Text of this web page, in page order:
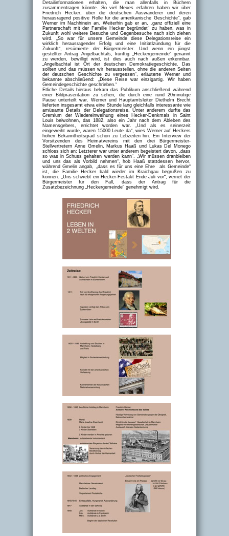
Detailinformationen erhalten, die man allenfalls in Büchern
zusammentragen könnte. So viel Neues erfahren haben wir über
Friedrich Hecker, über die deutschen Auswanderer und deren
herausragend positive Rolle für die amerikanische Geschichte“, gab
Werner im Nachhinein an. Weiterhin gab er an, „ganz offiziell eine
Partnerschaft mit der Familie Hecker begründet“ zu haben, was in
Zukunft wohl weitere Besuche und Gegenbesuche nach sich ziehen
wird. „So war für unsere Gemeinde diese Delegationsreise ein
wirklich herausragender Erfolg und eine Initiatlzündung für die
Zukunft“, resümierte der Bürgermeister. Und wenn ein jüngst
gestellter Antrag Angelbachtals, künftig „Heckergemeinde“ genannt
zu werden, bewilligt wird, ist dies auch nach außen erkennbar.
„Angelbachtal ist Ort der deutschen Demokratiegeschichte. Das
sollten und das müssen wir herausstellen, ohne die anderen Seiten
der deutschen Geschichte zu vergessen“, erläuterte Werner und
bekannte abschließend: „Diese Reise war einzigartig. Wir haben
Gemeindegeschichte geschrieben.“
Etliche Details hieraus bekam das Publikum anschließend während
einer Bildpräsentation zu sehen, die durch eine rund 20minütige
Pause unterteilt war. Werner und Hauptamtsleiter Diethelm Brecht
lieferten insgesamt etwa eine Stunde lang gleichfalls interessante wie
amüsante Details der Delegationsreise. Unter anderem durfte das
Gremium der Wiedereinweihung eines Hecker-Denkmals in Saint
Louis beiwohnen, das 1882, also ein Jahr nach dem Ableben des
Namensgebers, errichtet worden war. „Und als es seinerzeit
eingeweiht wurde, waren 15000 Leute da“, wies Werner auf Heckers
hohen Bekanntheitsgrad schon zu Lebzeiten hin. Ein Interview der
Vorsitzenden des Heimatvereins mit den drei Bürgermeister-
Stellvertretern Anne Gmelin, Markus Haaß und Lukas Del Monego
schloss sich an: Letzterer war unter anderem begeistert davon, „dass
so was in Schuss gehalten werden kann“. „Wir müssen dranbleiben
und uns das als Vorbild nehmen“, hob Haaß stattdessen hervor,
während Gmelin angab, „dass es für uns eine Ehre als Gemeinde“
ist, die Familie Hecker bald wieder im Kraichgau begrüßen zu
können. „Uns schwebt ein Hecker-Festakt Ende Juli vor“, verriet der
Bürgermeister für den Fall, dass der Antrag für die
Zusatzbezeichnung „Heckergemeinde“ genehmigt wird.